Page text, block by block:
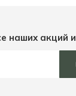
наших акций